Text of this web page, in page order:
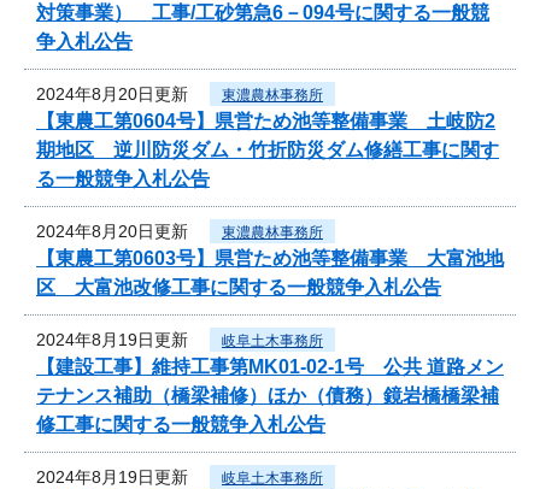
対策事業） 工事/工砂第急6－094号に関する一般競
争入札公告
2024年8月20日更新 東濃農林事務所
【東農工第0604号】県営ため池等整備事業 土岐防2
期地区 逆川防災ダム・竹折防災ダム修繕工事に関す
る一般競争入札公告
2024年8月20日更新 東濃農林事務所
【東農工第0603号】県営ため池等整備事業 大富池地
区 大富池改修工事に関する一般競争入札公告
2024年8月19日更新 岐阜土木事務所
【建設工事】維持工事第MK01-02-1号 公共 道路メン
テナンス補助（橋梁補修）ほか（債務）鏡岩橋橋梁補
修工事に関する一般競争入札公告
2024年8月19日更新 岐阜土木事務所